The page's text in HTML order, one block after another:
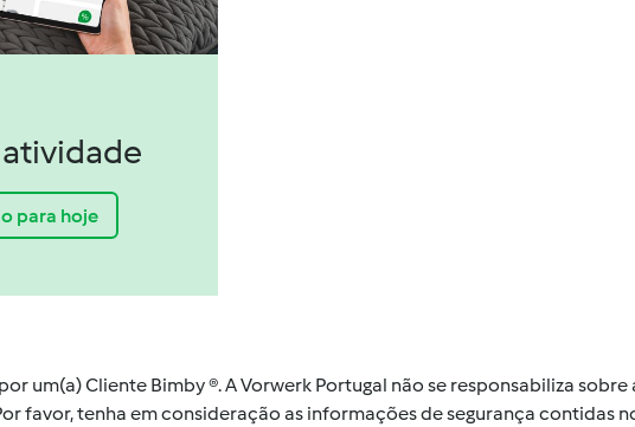
atividade
para hoje
um(a) Cliente Bimby ®. A Vorwerk Portugal não se responsabiliza
favor, tenha em consideração as informações de segurança contidas